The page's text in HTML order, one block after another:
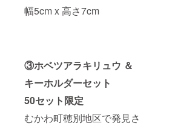
幅5cm x 高さ7cm
③ホベツアラキリュウ ＆
キーホルダーセット
50セット限定
むかわ町穂別地区で発見さ